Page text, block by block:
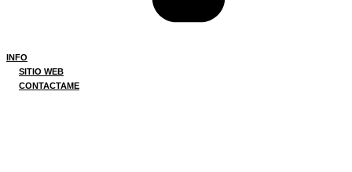
INFO
SITIO WEB
CONTACTAME